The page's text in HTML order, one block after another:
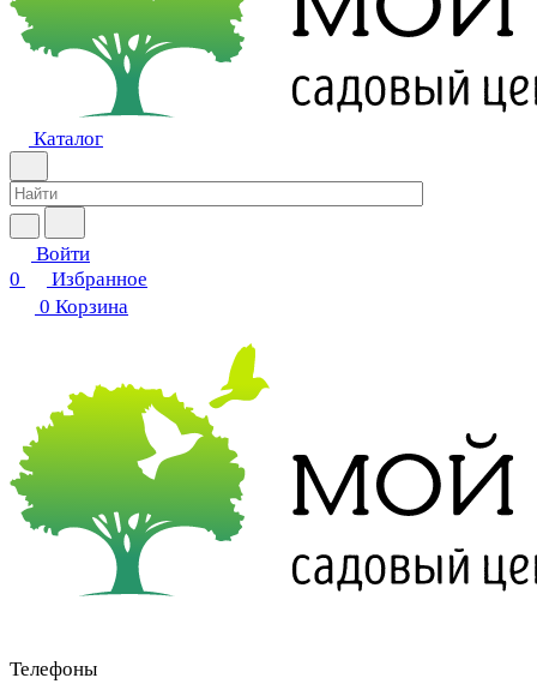
Каталог
Войти
0
Избранное
0 Корзина
Телефоны